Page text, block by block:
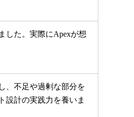
した。実際にApexが想
、不足や過剰な部分を
設計の実践力を養いま